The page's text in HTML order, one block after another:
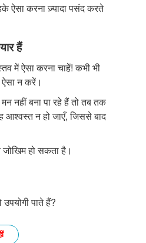
ऐसा करना ज़्यादा पसंद करते
हैं
में ऐसा करना चाहें! कभी भी
न करें।
नहीं बना पा रहे हैं तो तब तक
न हो जाएँ, जिससे बाद
हो सकता है।
पाते हैं?